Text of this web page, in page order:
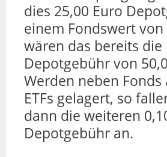
dies 25,00 Euro
einem Fondswert von
wären das bereits die
Depotgebühr von
Werden neben Fonds
ETFs gelagert, so
dann die weiteren
Depotgebühr an.